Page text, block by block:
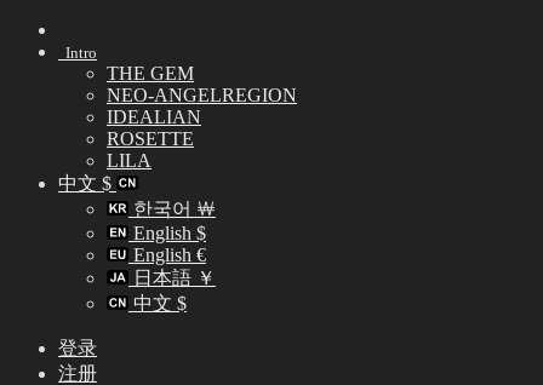
Skip
Intro
THE GEM
NEO-ANGELREGION
IDEALIAN
ROSETTE
LILA
中文 $
한국어 ￦
English $
English €
日本語 ￥
中文 $
登录
注册